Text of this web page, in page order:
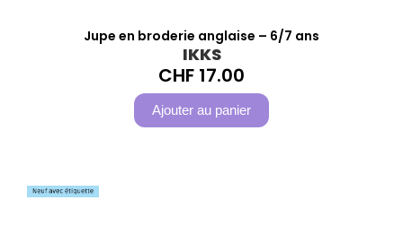
Jupe en broderie anglaise – 6/7 ans
IKKS
CHF 17.00
Ajouter au panier